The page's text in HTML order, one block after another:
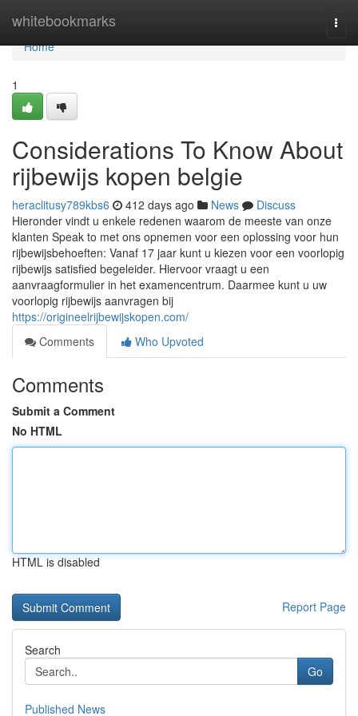
whitebookmarks
Home
Home
1
Considerations To Know About
rijbewijs kopen belgie
heraclitusy789kbs6 412 days ago News
Discuss
Hieronder vindt u enkele redenen waarom de meeste van onze
klanten Speak to met ons opnemen voor een oplossing voor hun
rijbewijsbehoeften: Vanaf 17 jaar kunt u kiezen voor een voorlopig
rijbewijs satisfied begeleider. Hiervoor vraagt u een
aanvraagformulier in het examencentrum. Daarmee kunt u uw
voorlopig rijbewijs aanvragen bij
https://origineelrijbewijskopen.com/
Comments
Who Upvoted
Comments
Submit a Comment
No HTML
HTML is disabled
Report Page
Search
Go
Published News